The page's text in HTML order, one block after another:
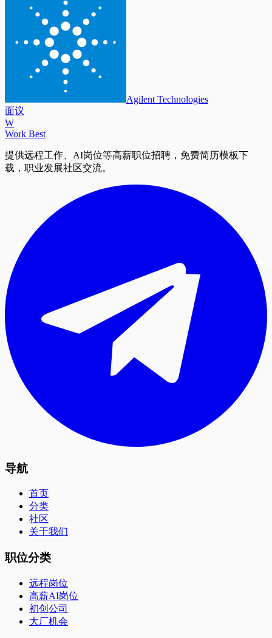
Agilent Technologies
面议
W
Work Best
提供远程工作、AI岗位等高薪职位招聘，免费简历模板下
载，职业发展社区交流。
导航
首页
分类
社区
关于我们
职位分类
远程岗位
高薪AI岗位
初创公司
大厂机会